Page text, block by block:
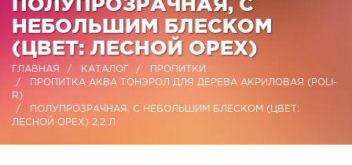
НЕБОЛЬШИМ БЛЕСКОМ
(ЦВЕТ: ЛЕСНОЙ ОРЕХ)
ГЛАВНАЯ КАТАЛОГ
ПРОПИТКИ
ПРОПИТКА АКВА ТОНЭРОЛ ДЛЯ ДЕРЕВА АКРИЛОВАЯ (POLI-
R)
ПОЛУПРОЗРАЧНАЯ, С НЕБОЛЬШИМ БЛЕСКОМ (ЦВЕТ:
ЛЕСНОЙ ОРЕХ) 2,2 Л